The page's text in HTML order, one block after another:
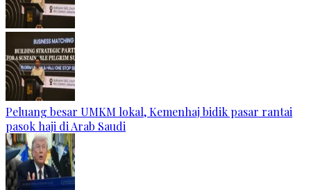
Peluang besar UMKM lokal, Kemenhaj bidik pasar rantai
pasok haji di Arab Saudi